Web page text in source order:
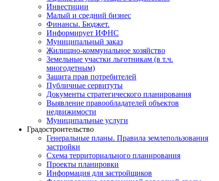
Инвестиции
Малый и средний бизнес
Финансы. Бюджет.
Информирует ИФНС
Муниципальный заказ
Жилищно-коммунальное хозяйство
Земельные участки льготникам (в т.ч.
многодетным)
Защита прав потребителей
Публичные сервитуты
Документы стратегического планирования
Выявление правообладателей объектов
недвижимости
Муниципальные услуги
Градостроительство
Генеральные планы. Правила землепользования
застройки
Схема территориального планирования
Проекты планировки
Информация для застройщиков